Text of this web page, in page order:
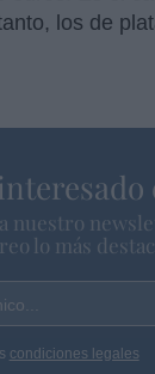
los de
nuestro
lo más
condiciones legales